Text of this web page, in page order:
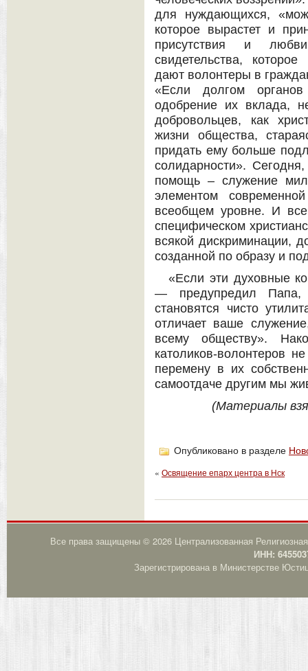
для нуждающихся,
которое вырастет и
присутствия и
свидетельства,
дают волонтеры в
«Если долгом
одобрение их вклада,
добровольцев, как
жизни общества,
придать ему больше
солидарности».
помощь – служение
элементом
всеобщем уровне. И
специфическом
всякой дискриминации,
созданной по образу и
«Если эти духовные
— предупредил
становятся чисто
отличает ваше
всему обществу».
католиков-волонтеров
перемену в их
самоотдаче другим мы
(Материалы
Опубликовано в разделе
« Освящение епарх центра в Нск
Все права защищены © 2026 Централизованная
ИНН:
Зарегистрирована в Министерстве